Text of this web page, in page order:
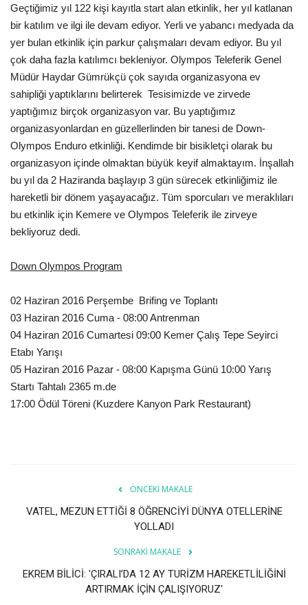
Geçtiğimiz yıl 122 kişi kayıtla start alan etkinlik, her yıl katlanan
bir katılım ve ilgi ile devam ediyor. Yerli ve yabancı medyada da
yer bulan etkinlik için parkur çalışmaları devam ediyor. Bu yıl
çok daha fazla katılımcı bekleniyor. Olympos Teleferik Genel
Müdür Haydar Gümrükçü çok sayıda organizasyona ev
sahipliği yaptıklarını belirterek  Tesisimizde ve zirvede
yaptığımız birçok organizasyon var. Bu yaptığımız
organizasyonlardan en güzellerlinden bir tanesi de Down-
Olympos Enduro etkinliği. Kendimde bir bisikletçi olarak bu
organizasyon içinde olmaktan büyük keyif almaktayım. İnşallah
bu yıl da 2 Haziranda başlayıp 3 gün sürecek etkinliğimiz ile
hareketli bir dönem yaşayacağız. Tüm sporcuları ve meraklıları
bu etkinlik için Kemere ve Olympos Teleferik ile zirveye
bekliyoruz dedi.
Down Olympos Program
02 Haziran 2016 Perşembe  Brifing ve Toplantı
03 Haziran 2016 Cuma - 08:00 Antrenman
04 Haziran 2016 Cumartesi 09:00 Kemer Çalış Tepe Seyirci
Etabı Yarışı
05 Haziran 2016 Pazar - 08:00 Kapışma Günü 10:00 Yarış
Startı Tahtalı 2365 m.de
17:00 Ödül Töreni (Kuzdere Kanyon Park Restaurant)
ÖNCEKI MAKALE
VATEL, MEZUN ETTİĞİ 8 ÖĞRENCİYİ DÜNYA OTELLERİNE
YOLLADI
SONRAKI MAKALE
EKREM BİLİCİ: 'ÇIRALI’DA 12 AY TURİZM HAREKETLİLİĞİNİ
ARTIRMAK İÇİN ÇALIŞIYORUZ'